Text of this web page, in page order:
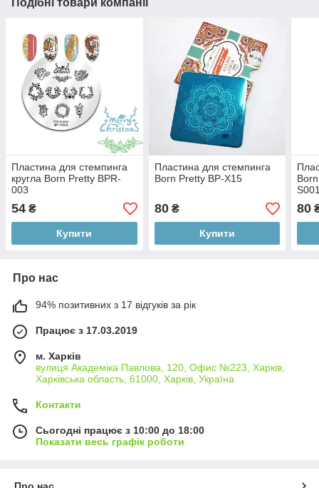
Пластина для стемпинга
кругла Born Pretty BPR-
003
54 ₴
Купити
Пластина для стемпинга
Born Pretty BP-X15
80₴
Купити
80
Про нас
94% позитивних з 17 відгуків за рік
Працює з 17.03.2019
м. Харків
вулиця Академіка Павлова, 120, Офис №223, Харків,
Харківська область, 61000, Харків, Україна
Контакти
Сьогодні працює з 10:00 до 18:00
Показати весь графік роботи